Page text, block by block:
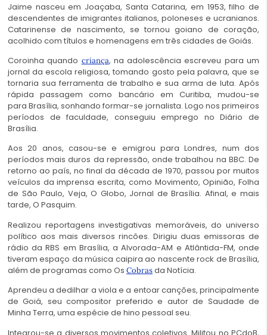
Jaime nasceu em Joaçaba, Santa Catarina, em 1953, filho de
descendentes de imigrantes italianos, poloneses e ucranianos.
Catarinense de nascimento, se tornou goiano de coração,
acolhido com títulos e homenagens em três cidades de Goiás.
Coroinha quando criança, na adolescência escreveu para um
jornal da escola religiosa, tomando gosto pela palavra, que se
tornaria sua ferramenta de trabalho e sua arma de luta. Após
rápida passagem como bancário em Curitiba, mudou-se
para Brasília, sonhando formar-se jornalista. Logo nos primeiros
períodos de faculdade, conseguiu emprego no Diário de
Brasília.
Aos 20 anos, casou-se e emigrou para Londres, num dos
períodos mais duros da repressão, onde trabalhou na BBC. De
retorno ao país, no final da década de 1970, passou por muitos
veículos da imprensa escrita, como Movimento, Opinião, Folha
de São Paulo, Veja, O Globo, Jornal de Brasília. Afinal, e mais
tarde, O Pasquim.
Realizou reportagens investigativas memoráveis, do universo
político aos mais diversos rincões. Dirigiu duas emissoras de
rádio da RBS em Brasília, a Alvorada-AM e Atlântida-FM, onde
tiveram espaço da música caipira ao nascente rock de Brasília,
além de programas como Os Cobrasda Notícia.
Aprendeu a dedilhar a viola e a entoar canções, principalmente
de Goiá, seu compositor preferido e autor de Saudade de
Minha Terra, uma espécie de hino pessoal seu.
Integrou-se a diversos movimentos coletivos. Militou no PCdoB,